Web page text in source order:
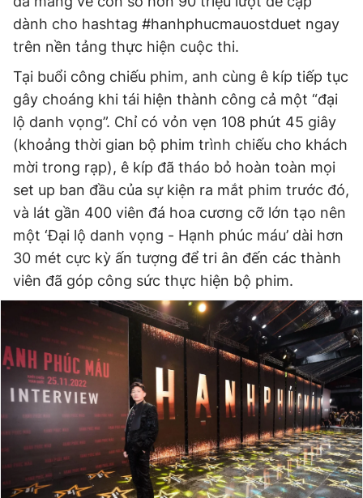
dành cho hashtag #hanhphucmauostduet ngay
trên nền tảng thực hiện cuộc thi.
Tại buổi công chiếu phim, anh cùng ê kíp tiếp tục
gây choáng khi tái hiện thành công cả một “đại
lộ danh vọng”. Chỉ có vỏn vẹn 108 phút 45 giây
(khoảng thời gian bộ phim trình chiếu cho khách
mời trong rạp), ê kíp đã tháo bỏ hoàn toàn mọi
set up ban đầu của sự kiện ra mắt phim trước đó,
và lát gần 400 viên đá hoa cương cỡ lớn tạo nên
một ‘Đại lộ danh vọng - Hạnh phúc máu’ dài hơn
30 mét cực kỳ ấn tượng để tri ân đến các thành
viên đã góp công sức thực hiện bộ phim.